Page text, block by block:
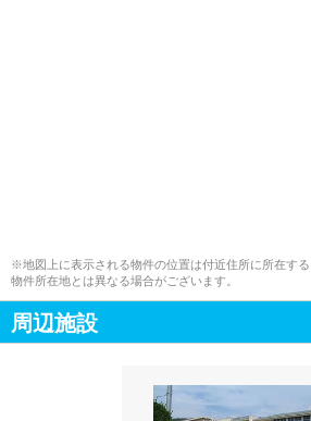
※地図上に表示される物件の位置は付近住所に所在す
物件所在地とは異なる場合がございます。
周辺施設